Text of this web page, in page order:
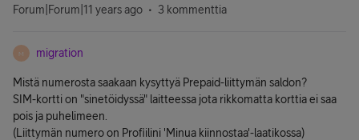
Forum|Forum|11 years ago 3 kommenttia
M migration
Mistä numerosta saakaan kysyttyä Prepaid-liittymän saldon?
SIM-kortti on "sinetöidyssä" laitteessa jota rikkomatta korttia ei saa
pois ja puhelimeen.
(Liittymän numero on Profiilini 'Minua kiinnostaa'-laatikossa)